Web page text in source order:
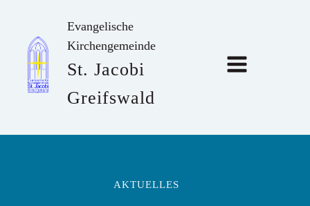
Evangelische
Kirchengemeinde
St. Jacobi
Greifswald
AKTUELLES